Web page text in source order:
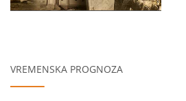
VREMENSKA PROGNOZA